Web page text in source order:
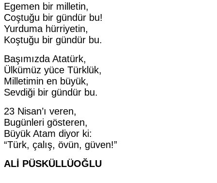
Egemen bir milletin,
Coştuğu bir gündür bu!
Yurduma hürriyetin,
Koştuğu bir gündür bu.
Başımızda Atatürk,
Ülkümüz yüce Türklük,
Milletimin en büyük,
Sevdiği bir gündür bu.
23 Nisan’ı veren,
Bugünleri gösteren,
Büyük Atam diyor ki:
“Türk, çalış, övün, güven!”
ALİ PÜSKÜLLÜOĞLU